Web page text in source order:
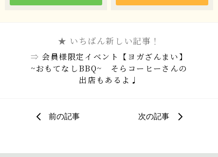
★ いちばん新しい記事！
⇒ 会員様限定イベント【ヨガざんまい】
~おもてなしBBQ~ そらコーヒーさんの
出店もあるよ♩
前の記事 次の記事